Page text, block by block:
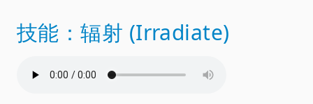
技能：辐射 (Irradiate)